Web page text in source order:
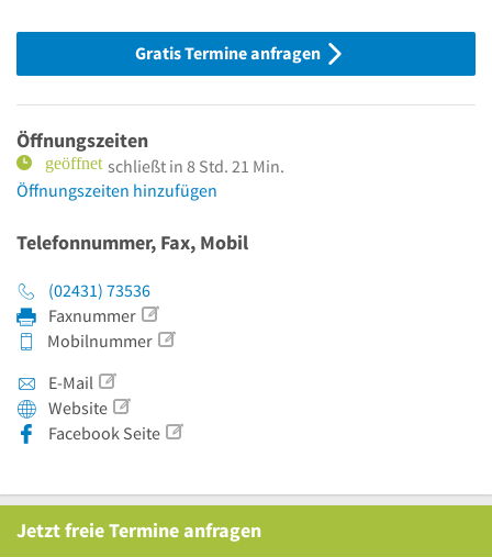
Gratis Termine anfragen
Öffnungszeiten
schließt in 8 Std. 21 Min.
Öffnungszeiten hinzufügen
Telefonnummer, Fax, Mobil
(02431) 73536
Faxnummer
Mobilnummer
E-Mail
Website
Facebook Seite
JetztfreieTermine anfragen